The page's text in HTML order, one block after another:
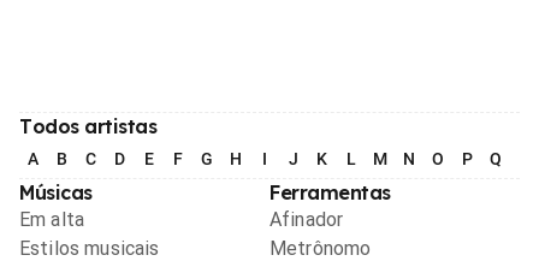
Todos artistas
A B C D E F G H I J K L M N O P Q
Músicas
Em alta
Estilos musicais
Ferramentas
Afinador
Metrônomo